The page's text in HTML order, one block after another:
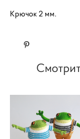
Крючок 2 мм.